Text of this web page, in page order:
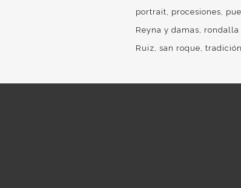
portrait
procesiones
Reyna y damas
rondalla
Ruiz san roque tradición